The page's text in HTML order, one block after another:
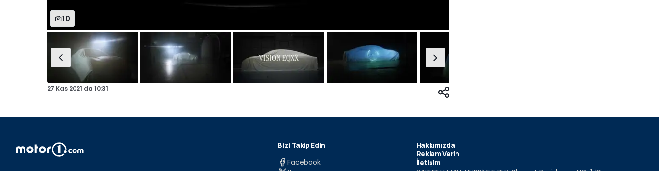
10
27 Kas 2021 da 10:31
Bizi Takip Edin
Facebook
Hakkımızda
Reklam Verin
İletişim